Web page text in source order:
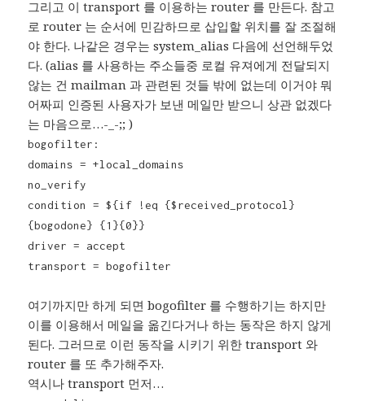
그리고 이 transport 를 이용하는 router 를 만든다. 참고
로 router 는 순서에 민감하므로 삽입할 위치를 잘 조절해
야 한다. 나같은 경우는 system_alias 다음에 선언해두었
다. (alias 를 사용하는 주소들중 로컬 유져에게 전달되지
않는 건 mailman 과 관련된 것들 밖에 없는데 이거야 뭐
어짜피 인증된 사용자가 보낸 메일만 받으니 상관 없겠다
는 마음으로…-_-;; )
bogofilter:
domains = +local_domains
no_verify
condition = ${if !eq {$received_protocol}
{bogodone} {1}{0}}
driver = accept
transport = bogofilter
여기까지만 하게 되면 bogofilter 를 수행하기는 하지만
이를 이용해서 메일을 옮긴다거나 하는 동작은 하지 않게
된다. 그러므로 이런 동작을 시키기 위한 transport 와
router 를 또 추가해주자.
역시나 transport 먼저…